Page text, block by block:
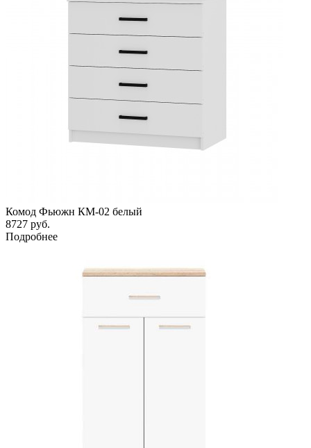
Комод Фьюжн КМ-02 белый
8727 руб.
Подробнее